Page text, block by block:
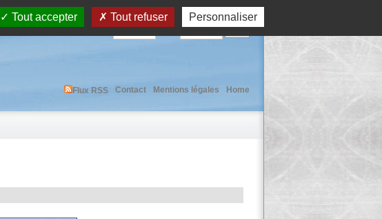
Tout accepter Tout refuser Personnaliser
Home
Mentions légales
Contact
Flux RSS